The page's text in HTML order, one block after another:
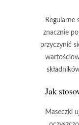
Regularne
znacznie
przyczynić
Jak
Maseczki